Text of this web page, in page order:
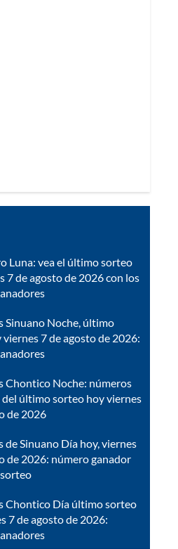
Luna: vea el último sorteo
7 de agosto de 2026 con los
Sinuano Noche, último
7 de agosto de 2026:
Chontico Noche: números
del último sorteo hoy viernes
de 2026
de Sinuano Día hoy, viernes
de 2026: número ganador
Chontico Día último sorteo
7 de agosto de 2026: